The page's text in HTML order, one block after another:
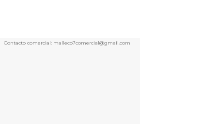
Contacto comercial: malleco7comercial@gmail.com